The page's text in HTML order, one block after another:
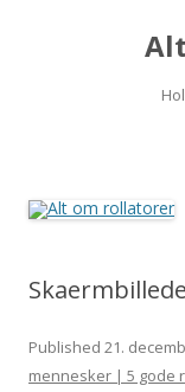
Published 21.
mennesker | 5 gode